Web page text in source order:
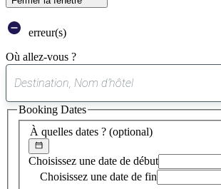
erreur(s)
Où allez-vous ?
suggestion
trouvée
À quelles dates ? (optional)
Choisissez une date de début
Choisissez une date de fin
Booking Dates